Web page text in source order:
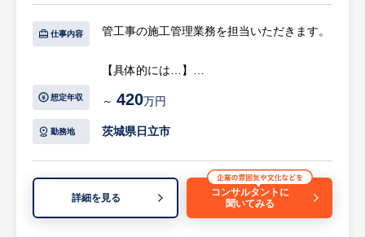
仕事内容 管工事の施工管理業務を担当いただきます。
【具体的には…】
ングモールなどの設備工事、メンテナンスな
どの現場を取り仕切り、管理。
・基本的には1日1案件を担当。
・現場によっては直行直帰も可能。
想定年収 ～ 420万円
勤務地 茨城県日立市
詳細を見る
コンサルタントに
聞いてみる